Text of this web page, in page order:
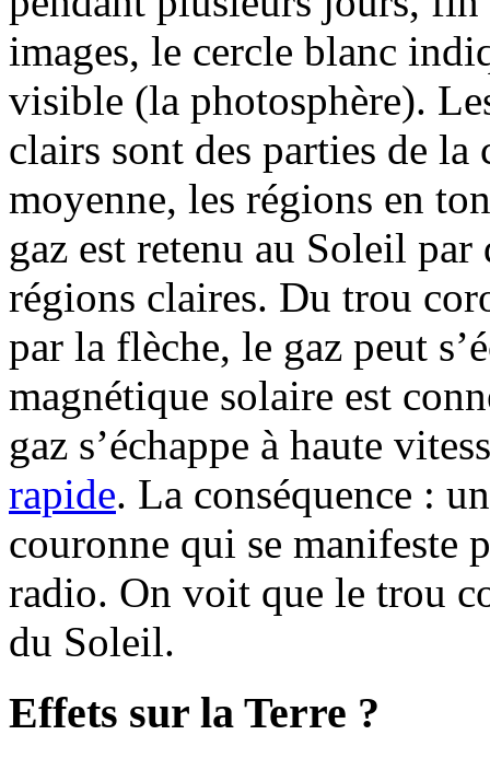
images, le cercle blanc
visible (la photosphère).
clairs sont des parties de
moyenne, les régions en
gaz est retenu au Soleil par
régions claires. Du trou
par la flèche, le gaz peut
magnétique solaire est
gaz s’échappe à haute
rapide. La conséquence :
couronne qui se manifeste
radio. On voit que le trou
du Soleil.
Effets sur la Terre ?